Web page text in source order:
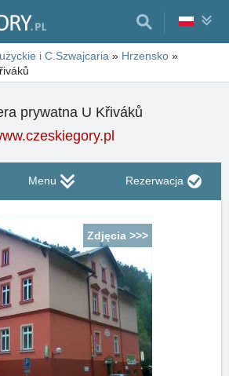
i C.Szwajcaria » Hrzensko »
prywatna U Křiváků
Menu Rezerwacja
Zdjęcia >>>